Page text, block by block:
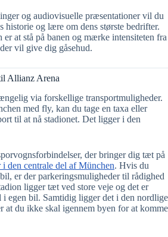
og audiovisuelle præsentationer vil du
historie og lære om dens største bedrifter.
at stå på banen og mærke intensiteten fra
vil give dig gåsehud.
Allianz Arena
via forskellige transportmuligheder.
med fly, kan du tage en taxa eller
til at nå stadionet. Det ligger i den
der bringer dig tæt på
i den centrale del af München. Hvis du
er der parkeringsmuligheder til rådighed
ligger tæt ved store veje og det er
i egen bil. Samtidig ligger det i den nordlige
at du ikke skal igennem byen for at komme